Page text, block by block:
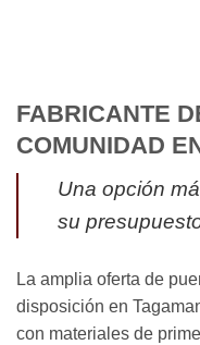
FABRICANTE
COMUNIDAD
Una opción
su
La amplia oferta de
disposición en
con materiales de